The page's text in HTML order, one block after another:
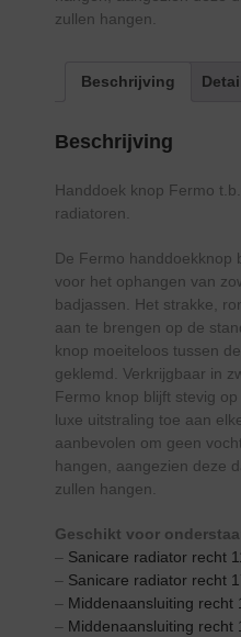
zullen hangen.
Beschrijving
Beschrijving
Handdoek knop Fermo
radiatoren.
De Fermo handdoekknop
voor het ophangen van
badjassen. Het strakke,
aan te brengen op de
knop moeiteloos tussen
geklemd. Verkrijgbaar in
Fermo knop blijft stevig
luxe uitstraling toe aan
aanbevolen om geen
hangen, aangezien deze
zullen hangen.
Geschikt voor
– Sanicare radiator recht
– Sanicare radiator recht
– Middenaansluiting recht
– Middenaansluiting recht